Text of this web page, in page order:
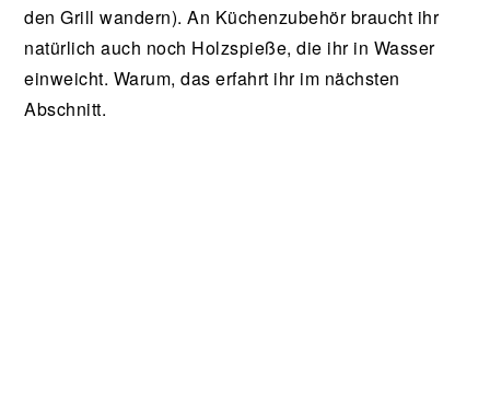
den Grill wandern). An Küchenzubehör braucht ihr
natürlich auch noch Holzspieße, die ihr in Wasser
einweicht. Warum, das erfahrt ihr im nächsten
Abschnitt.